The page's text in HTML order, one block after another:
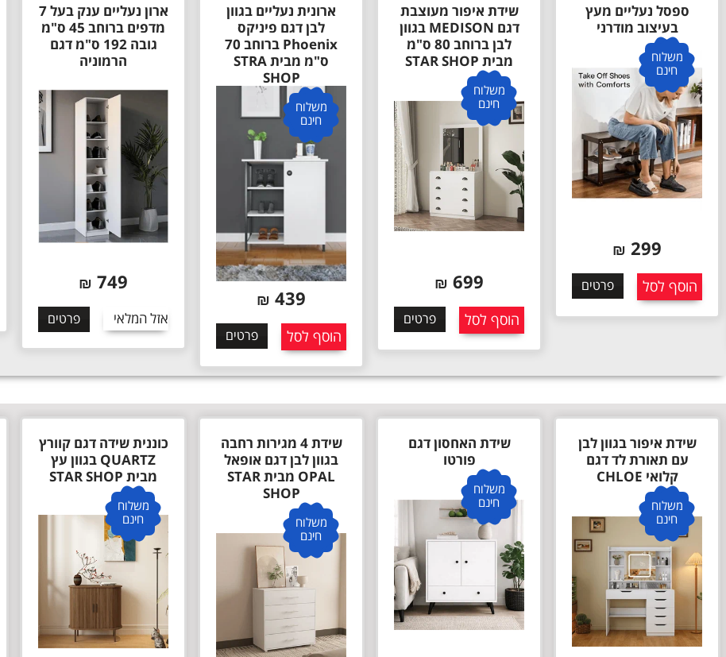
ספסל נעליים מעץ
בעיצוב מודרני
משלוח
חינם
299
₪
הוסף לסל פרטים
שידת איפור מעוצבת
דגם MEDISON בגוון
לבן ברוחב 80 ס"מ
מבית STAR SHOP
משלוח
חינם
699
₪
הוסף לסל פרטים
ארונית נעליים בגוון
לבן דגם פיניקס
Phoenix ברוחב 70
ס"מ מבית STRA
SHOP
משלוח
חינם
439
₪
הוסף לסל פרטים
ארון נעליים ענק בעל 7
מדפים ברוחב 45 ס"מ
גובה 192 ס"מ דגם
הרמוניה
749
₪
אזל המלאי פרטים
שידת איפור בגוון לבן
עם תאורת לד דגם
קלואי CHLOE
משלוח
חינם
שידת האחסון דגם
פורטו
משלוח
חינם
שידת 4 מגירות רחבה
בגוון לבן דגם אופאל
OPAL מבית STAR
SHOP
משלוח
חינם
כוננית שידה דגם קוורץ
QUARTZ בגוון עץ
מבית STAR SHOP
משלוח
חינם